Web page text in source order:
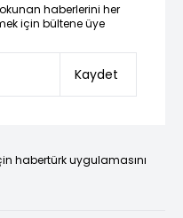
haberlerini her
için bültene üye
Kaydet
habertürk uygulamasını